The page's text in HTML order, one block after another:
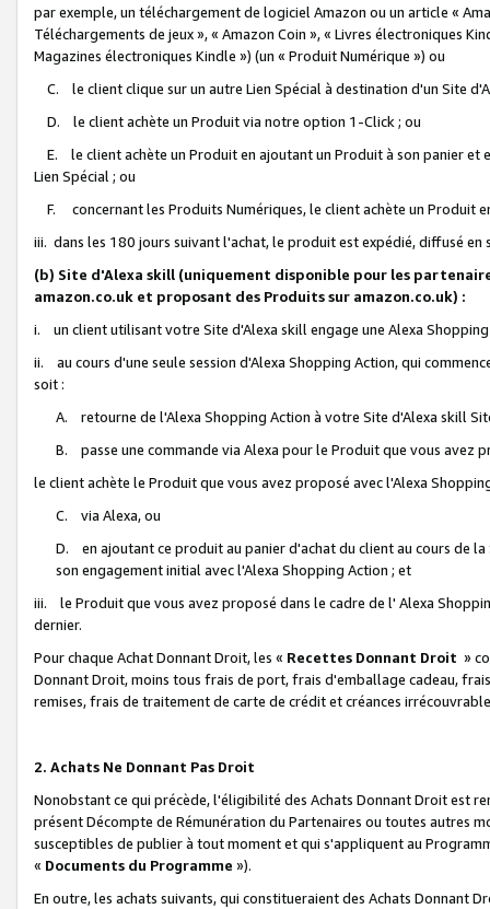
par exemple, un téléchargement de logiciel Amazon ou un article «
Téléchargements de jeux », « Amazon Coin », « Livres électroniques
Magazines électroniques Kindle ») (un « Produit Numérique ») ou
C. le client clique sur un autre Lien Spécial à destination d'un Site
D. le client achète un Produit via notre option 1-Click ; ou
E. le client achète un Produit en ajoutant un Produit à son panier et
Lien Spécial ; ou
F. concernant les Produits Numériques, le client achète un Produit
iii. dans les 180 jours suivant l'achat, le produit est expédié, diffusé
(b) Site d'Alexa skill (uniquement disponible pour les
amazon.co.uk et proposant des Produits sur amazon.co.uk) :
i. un client utilisant votre Site d'Alexa skill engage une Alexa
ii. au cours d'une seule session d'Alexa Shopping Action, qui
soit :
A. retourne de l'Alexa Shopping Action à votre Site d'Alexa skill
B. passe une commande via Alexa pour le Produit que vous avez
le client achète le Produit que vous avez proposé avec l'Alexa
C. via Alexa, ou
D. en ajoutant ce produit au panier d'achat du client au cours de
son engagement initial avec l'Alexa Shopping Action ; et
iii. le Produit que vous avez proposé dans le cadre de l' Alexa
dernier.
Pour chaque Achat Donnant Droit, les « Recettes Donnant Droit »
Donnant Droit, moins tous frais de port, frais d'emballage cadeau,
remises, frais de traitement de carte de crédit et créances
2. Achats Ne Donnant Pas Droit
Nonobstant ce qui précède, l'éligibilité des Achats Donnant Droit est
présent Décompte de Rémunération du Partenaires ou toutes autres
susceptibles de publier à tout moment et qui s'appliquent au
« Documents du Programme »).
En outre, les achats suivants, qui constitueraient des Achats Donnant